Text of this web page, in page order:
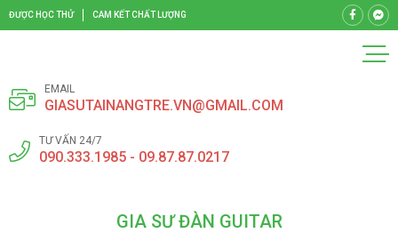
ĐƯỢC HỌC THỬ CAM KẾT CHẤT LƯỢNG
EMAIL
GIASUTAINANGTRE.VN@GMAIL.COM
TƯ VẤN 24/7
090.333.1985 - 09.87.87.0217
GIA SƯ ĐÀN GUITAR